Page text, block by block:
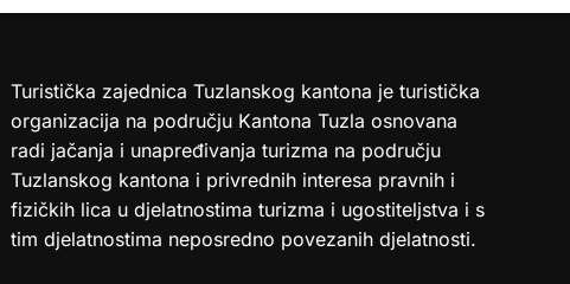
Turistička zajednica Tuzlanskog kantona je turistička
organizacija na području Kantona Tuzla osnovana
radi jačanja i unapređivanja turizma na području
Tuzlanskog kantona i privrednih interesa pravnih i
fizičkih lica u djelatnostima turizma i ugostiteljstva i s
tim djelatnostima neposredno povezanih djelatnosti.